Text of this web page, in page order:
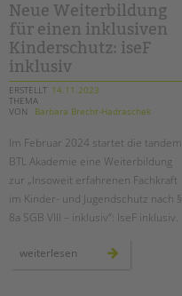
PRESSE
Magazin
KONTAKT
Impressum
Hinweisgebersystem
Intranet
Neue Weiterbildung
für einen inklusiven
Kinderschutz: iseF
inklusiv
ERSTELLT 14.11.2023
THEMA
VON
Barbara Brecht-Hadraschek
Im Februar 2024 startet die tandem
BTL Akademie eine Weiterbildung
zur „Insoweit erfahrenen Fachkraft
im Kinder- und Jugendschutz nach §
8a SGB VIII – inklusiv“: IseF inklusiv.
weiterlesen
weiterbildung